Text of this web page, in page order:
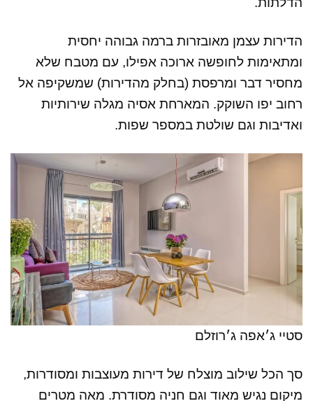
הדירות עצמן מאובזרות ברמה גבוהה יחסית
ומתאימות לחופשה ארוכה אפילו, עם מטבח שלא
מחסיר דבר ומרפסת (בחלק מהדירות) שמשקיפה אל
רחוב יפו השוקק. המארחת אסיה מגלה שירותיות
ואדיבות וגם שולטת במספר שפות.
סטיי ג׳אפה ג׳רוזלם
סך הכל שילוב מוצלח של דירות מעוצבות ומסודרות,
מיקום נגיש מאוד וגם חניה מסודרת. מאה מטרים